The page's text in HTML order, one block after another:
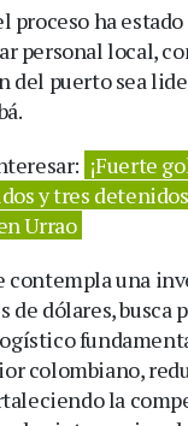
proceso ha
personal local,
del puerto sea
¡Fuerte
y tres
Urrao
contempla una
de dólares, busca
colombiano,
la